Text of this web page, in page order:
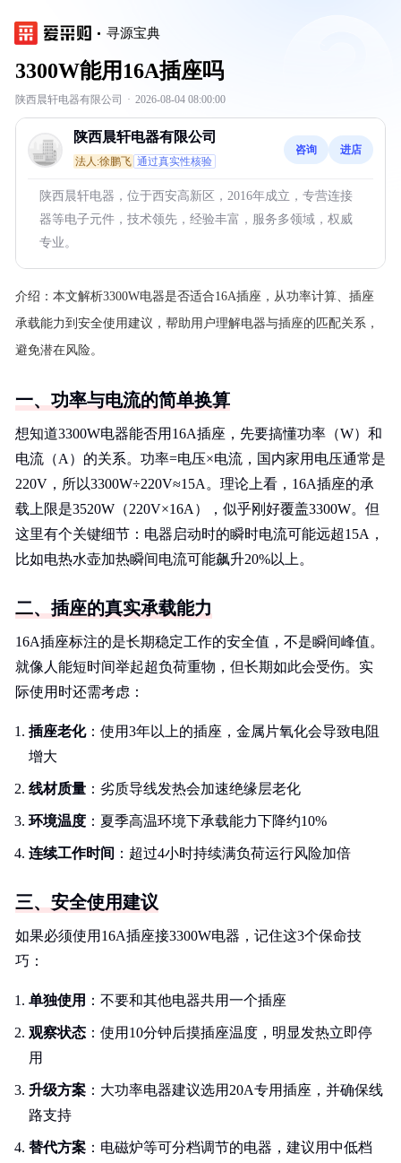
寻源宝典
3300W能用16A插座吗
陕西晨轩电器有限公司 · 2026-08-04 08:00:00
陕西晨轩电器有限公司
法人:徐鹏飞 通过真实性核验
咨询 进店
陕西晨轩电器，位于西安高新区，2016年成立，专营连接
器等电子元件，技术领先，经验丰富，服务多领域，权威
专业。
介绍： 本文解析3300W电器是否适合16A插座，从功率计算、插座
承载能力到安全使用建议，帮助用户理解电器与插座的匹配关系，
避免潜在风险。
一、功率与电流的简单换算
想知道3300W电器能否用16A插座，先要搞懂功率（W）和
电流（A）的关系。功率=电压×电流，国内家用电压通常是
220V，所以3300W÷220V≈15A。理论上看，16A插座的承
载上限是3520W（220V×16A），似乎刚好覆盖3300W。但
这里有个关键细节：电器启动时的瞬时电流可能远超15A，
比如电热水壶加热瞬间电流可能飙升20%以上。
二、插座的真实承载能力
16A插座标注的是长期稳定工作的安全值，不是瞬间峰值。
就像人能短时间举起超负荷重物，但长期如此会受伤。实
际使用时还需考虑：
插座老化：使用3年以上的插座，金属片氧化会导致电阻
增大
线材质量 ：劣质导线发热会加速绝缘层老化
环境温度 ：夏季高温环境下承载能力下降约10%
连续工作时间 ：超过4小时持续满负荷运行风险加倍
三、安全使用建议
如果必须使用16A插座接3300W电器，记住这3个保命技
巧：
单独使用 ：不要和其他电器共用一个插座
观察状态 ：使用10分钟后摸插座温度，明显发热立即停
用
升级方案 ：大功率电器建议选用20A专用插座，并确保线
路支持
替代方案 ：电磁炉等可分档调节的电器，建议用中低档